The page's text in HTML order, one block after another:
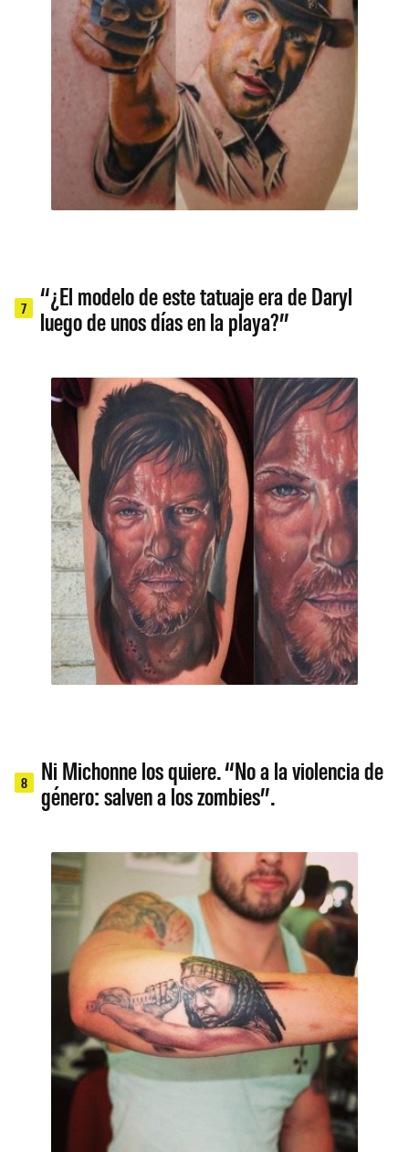
7
“¿El modelo de este tatuaje era de Daryl
luego de unos días en la playa?”
8
Ni Michonne los quiere. “No a la violencia de
género: salven a los zombies”.